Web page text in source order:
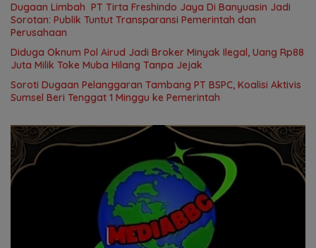
Dugaan Limbah PT Tirta Freshindo Jaya Di Banyuasin Jadi
Sorotan: Publik Tuntut Transparansi Pemerintah dan
Perusahaan
Diduga Oknum Pol Airud Jadi Broker Minyak Ilegal, Uang Rp88
Juta Milik Toke Muba Hilang Tanpa Jejak
Soroti Dugaan Pelanggaran Tambang PT BSPC, Koalisi Aktivis
Sumsel Beri Tenggat 1 Minggu ke Pemerintah